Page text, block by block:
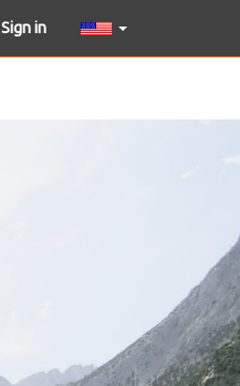
Sign in